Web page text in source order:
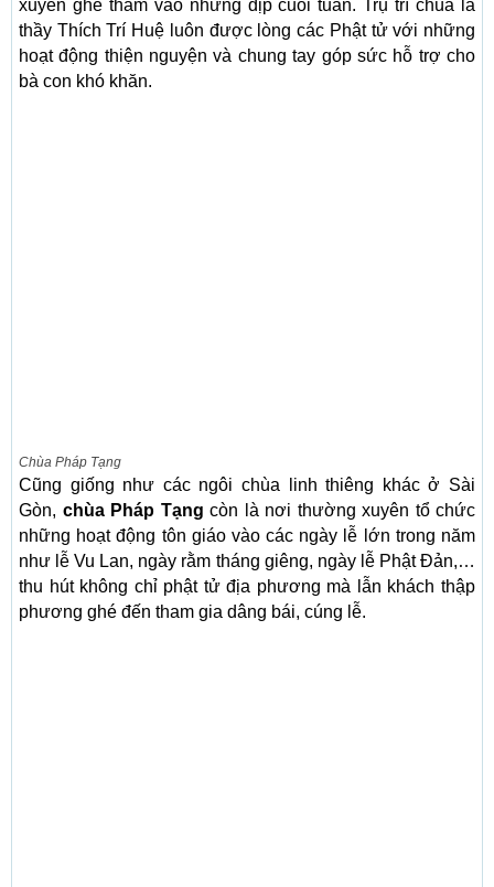
xuyên ghé thăm vào những dịp cuối tuần. Trụ trì chùa là
thầy Thích Trí Huệ luôn được lòng các Phật tử với những
hoạt động thiện nguyện và chung tay góp sức hỗ trợ cho
bà con khó khăn.
Chùa Pháp Tạng
Cũng giống như các ngôi chùa linh thiêng khác ở Sài
Gòn, chùa Pháp Tạng còn là nơi thường xuyên tổ chức
những hoạt động tôn giáo vào các ngày lễ lớn trong năm
như lễ Vu Lan, ngày rằm tháng giêng, ngày lễ Phật Đản,…
thu hút không chỉ phật tử địa phương mà lẫn khách thập
phương ghé đến tham gia dâng bái, cúng lễ.